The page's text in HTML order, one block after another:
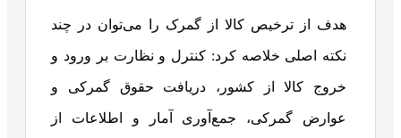
هدف از ترخیص کالا از گمرک را می‌توان در چند
نکته اصلی خلاصه کرد: کنترل و نظارت بر ورود و
خروج کالا از کشور، دریافت حقوق گمرکی و
عوارض گمرکی، جمع‌آوری آمار و اطلاعات از